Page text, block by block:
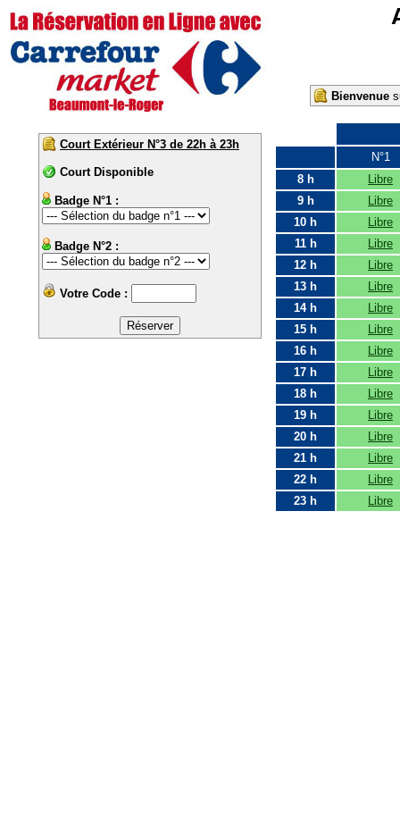
Bienvenue
Court Extérieur N°3 de 22h à 23h
Court Disponible
Badge N°1 :
Badge N°2 :
Votre Code :
N°1
8 h
Libre
9 h
Libre
10 h
Libre
11 h
Libre
12 h
Libre
13 h
Libre
14 h
Libre
15 h
Libre
16 h
Libre
17 h
Libre
18 h
Libre
19 h
Libre
20 h
Libre
21 h
Libre
22 h
Libre
23 h
Libre